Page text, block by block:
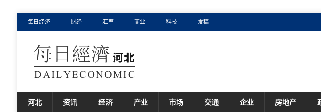
每日经济 财经 汇率 商业 科技 发稿
河北 资讯 经济 产业 市场 交通 企业 房地产